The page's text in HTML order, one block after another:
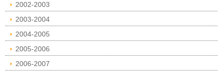
2002-2003
2003-2004
2004-2005
2005-2006
2006-2007